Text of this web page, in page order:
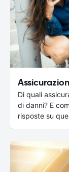
Di quali
di danni? E
risposte su